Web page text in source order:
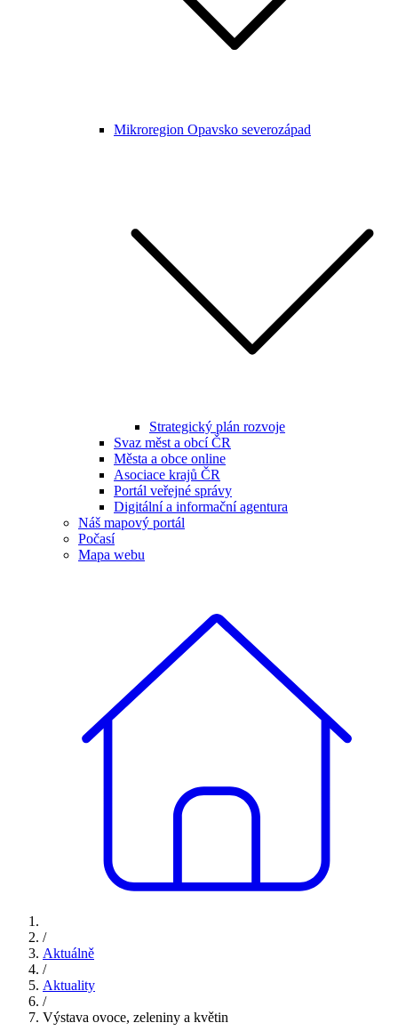
Mikroregion Opavsko severozápad
Strategický plán rozvoje
Svaz měst a obcí ČR
Města a obce online
Asociace krajů ČR
Portál veřejné správy
Digitální a informační agentura
Náš mapový portál
Počasí
Mapa webu
/
Aktuálně
/
Aktuality
/
Výstava ovoce, zeleniny a květin